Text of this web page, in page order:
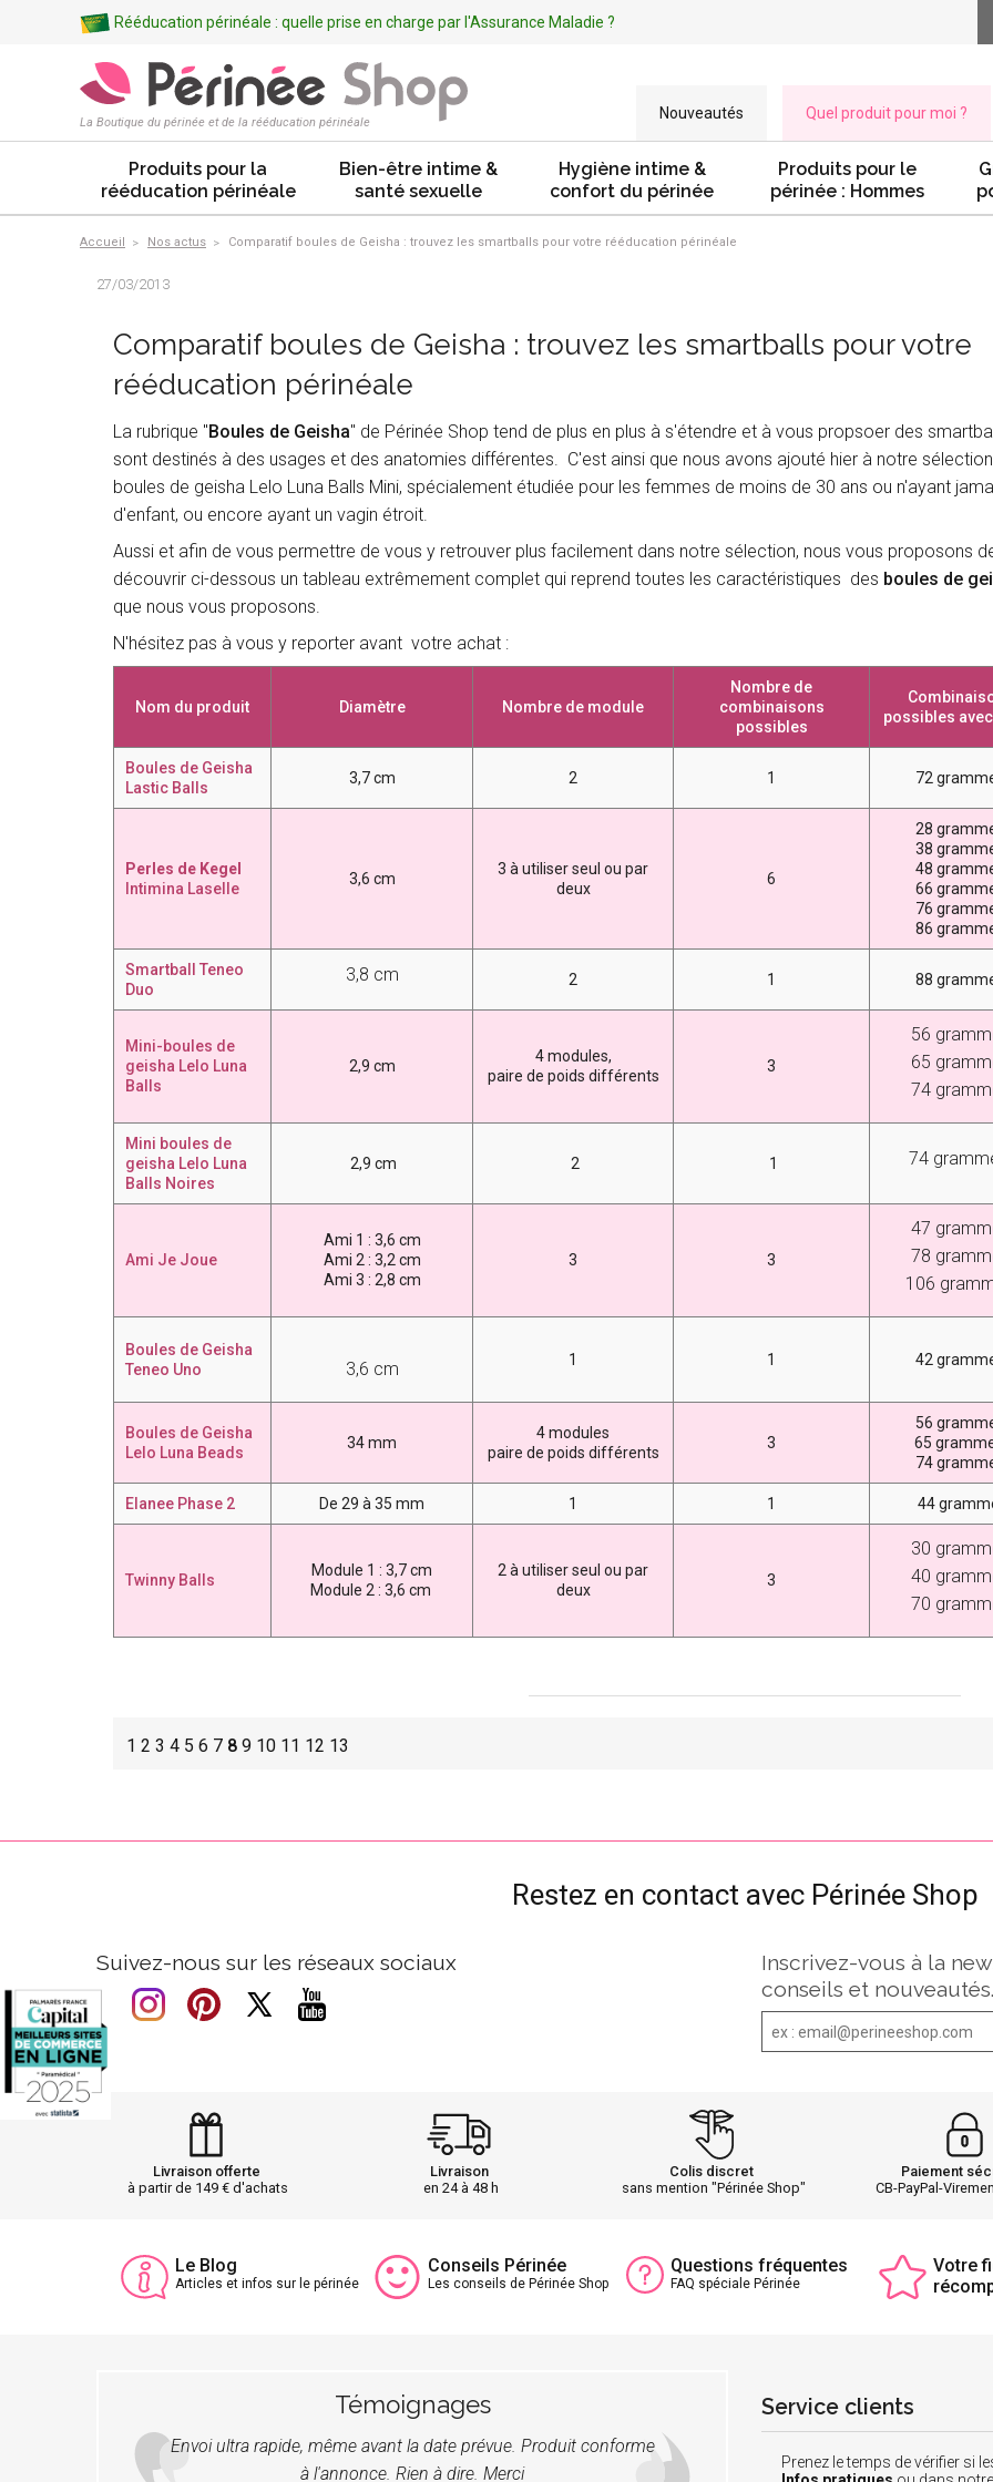
Rééducation périnéale : quelle prise en charge par l'Assurance Maladie ?
La Boutique du périnée et de la rééducation périnéale
Nouveautés Quel produit pour moi ?
Produits pour la
rééducation périnéale
Bien-être intime &
santé sexuelle
Hygiène intime &
confort du périnée
Produits pour le
périnée : Hommes
Accueil Nos actus Comparatif boules de Geisha : trouvez les smartballs pour votre rééducation périnéale
27/03/2013
Comparatif boules de Geisha : trouvez les smartballs pour votre
rééducation périnéale
La rubrique "Boules de Geisha" de Périnée Shop tend de plus en plus à s'étendre et à vous propsoer des
sont destinés à des usages et des anatomies différentes. C'est ainsi que nous avons ajouté hier à notre
boules de geisha Lelo Luna Balls Mini, spécialement étudiée pour les femmes de moins de 30 ans ou n'ayant
d'enfant, ou encore ayant un vagin étroit.
Aussi et afin de vous permettre de vous y retrouver plus facilement dans notre sélection, nous vous proposons
découvrir ci-dessous un tableau extrêmement complet qui reprend toutes les caractéristiques des boules de
que nous vous proposons.
N'hésitez pas à vous y reporter avant votre achat :
Nom du produit Diamètre Nombre de module
Nombre de
combinaisons
possibles
possibles
Boules de Geisha
Lastic Balls
3,7 cm 2 1 72
Perles de Kegel
Intimina Laselle
3,6 cm
3 à utiliser seul ou par
deux
6
28
38
48
66
76
86
Smartball Teneo
Duo
3,8 cm 2 1 88
Mini-boules de
geisha Lelo Luna
Balls
2,9 cm
4 modules,
paire de poids différents
3
56
65
74
Mini boules de
geisha Lelo Luna
Balls Noires
2,9 cm 2 1 74
Ami Je Joue
Ami 1 : 3,6 cm
Ami 2 : 3,2 cm
Ami 3 : 2,8 cm
3 3
47
78
106
Boules de Geisha
Teneo Uno
3,6 cm 1 1 42
Boules de Geisha
Lelo Luna Beads
34 mm
4 modules
paire de poids différents
3
56
65
74
Elanee Phase 2 De 29 à 35 mm 1 1 44
Twinny Balls
Module 1 : 3,7 cm
Module 2 : 3,6 cm
2 à utiliser seul ou par
deux
3
30
40
70
1 2 3 4 5 6 7 8 9 10 11 12 13
Restez en contact avec Périnée Shop
Suivez-nous sur les réseaux sociaux
Inscrivez-vous à la
conseils et nouveautés.
Livraison offerte
à partir de 149 € d'achats
Livraison
en 24 à 48 h
Colis discret
sans mention "Périnée Shop"
Paiement
CB-PayPal-
Le Blog
Articles et infos sur le périnée
Conseils Périnée
Les conseils de Périnée Shop
Questions fréquentes
FAQ spéciale Périnée
Votre
Témoignages
Envoi ultra rapide, même avant la date prévue. Produit conforme
à l'annonce. Rien à dire. Merci
Service clients
Prenez le temps de vérifier si